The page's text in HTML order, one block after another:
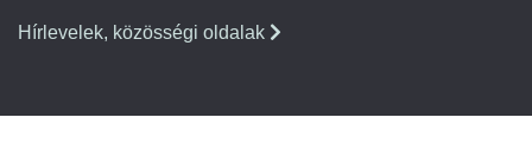
Hírlevelek, közösségi oldalak